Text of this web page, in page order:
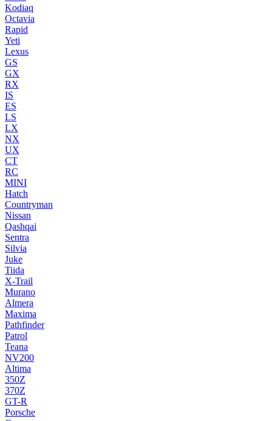
Kodiaq
Octavia
Rapid
Yeti
Lexus
GS
GX
RX
IS
ES
LS
LX
NX
UX
CT
RC
MINI
Hatch
Countryman
Nissan
Qashqai
Sentra
Silvia
Juke
Tiida
X-Trail
Murano
Almera
Maxima
Pathfinder
Patrol
Teana
NV200
Altima
350Z
370Z
GT-R
Porsche